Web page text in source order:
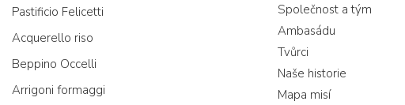
Pastificio Felicetti
Acquerello riso
Beppino Occelli
Arrigoni formaggi
Společnost a tým
Ambasádu
Tvůrci
Naše historie
Mapa misí